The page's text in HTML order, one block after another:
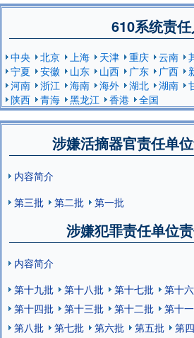
610系统责任
中央 北京 上海 天津 重庆 云南
宁夏
安徽 山东 山西 广东 广西
河南
浙江 海南 海外 湖北 湖南
陕西
青海 黑龙江 香港 全国
涉嫌活摘器官责任单
内容简介
第三批
第二批 第一批
涉嫌犯罪责任单位
内容简介
第十九批
第十八批 第十七批 第十
第十四批
第十三批 第十二批 第十
第八批
第七批 第六批 第五批 第